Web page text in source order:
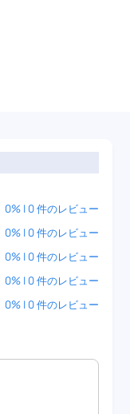
0% | 0 件のレビュー
0% | 0 件のレビュー
0% | 0 件のレビュー
0% | 0 件のレビュー
0% | 0 件のレビュー